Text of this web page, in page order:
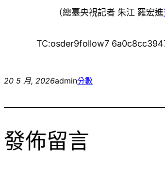
（總臺央視記者 朱江 羅宏進
TC:osder9follow7
20 5 月, 2026admin分數
發佈留言